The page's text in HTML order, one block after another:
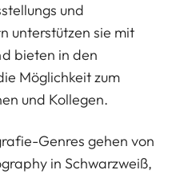
und
unterstützen sie mit
bieten in den
Möglichkeit zum
und Kollegen.
Genres gehen von
in Schwarzweiß,